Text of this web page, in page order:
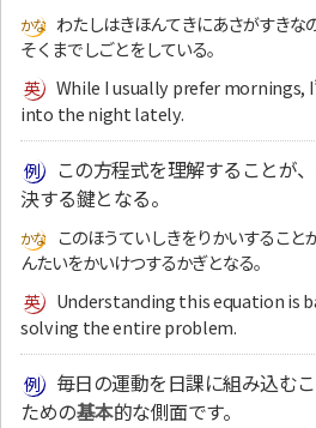
わたしはきほんてきにあさがすきな
そくまでしごとをしている。
While I usually prefer mornings,
into the night lately.
この方程式を理解することが、
決する鍵となる。
このほうていしきをりかいすること
んたいをかいけつするかぎとなる。
Understanding this equation is
solving the entire problem.
毎日の運動を日課に組み込む
ための基本的な側面です。